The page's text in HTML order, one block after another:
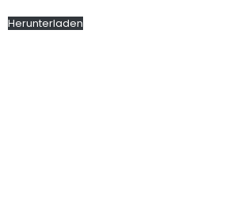
Herunterladen